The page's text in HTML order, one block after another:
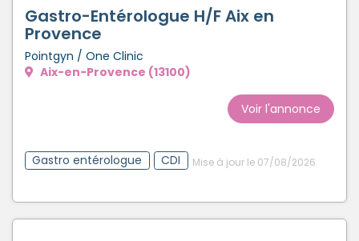
Gastro-Entérologue H/F Aix en
Provence
Pointgyn / One Clinic
Aix-en-Provence (13100)
Voir l'annonce
Gastro entérologue CDI Mise à jour le 07/08/2026